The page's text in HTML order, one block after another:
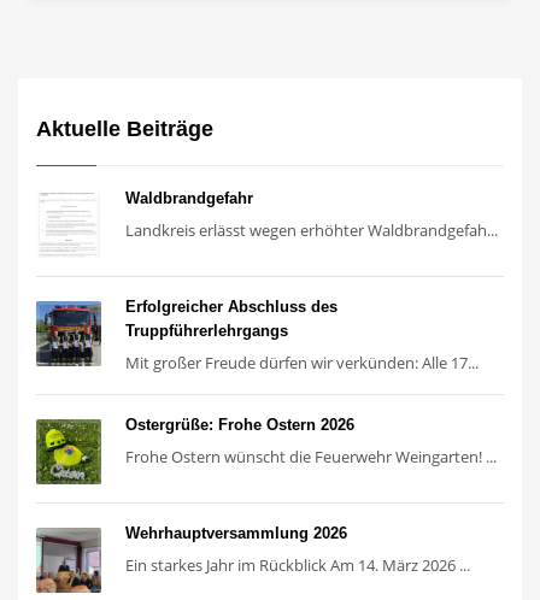
Aktuelle Beiträge
Waldbrandgefahr
Landkreis erlässt wegen erhöhter Waldbrandgefah...
Erfolgreicher Abschluss des
Truppführerlehrgangs
Mit großer Freude dürfen wir verkünden: Alle 17...
Ostergrüße: Frohe Ostern 2026
Frohe Ostern wünscht die Feuerwehr Weingarten! ...
Wehrhauptversammlung 2026
Ein starkes Jahr im Rückblick Am 14. März 2026 ...